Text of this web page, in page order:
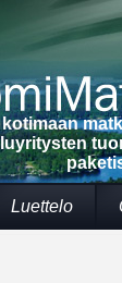
Luettelo